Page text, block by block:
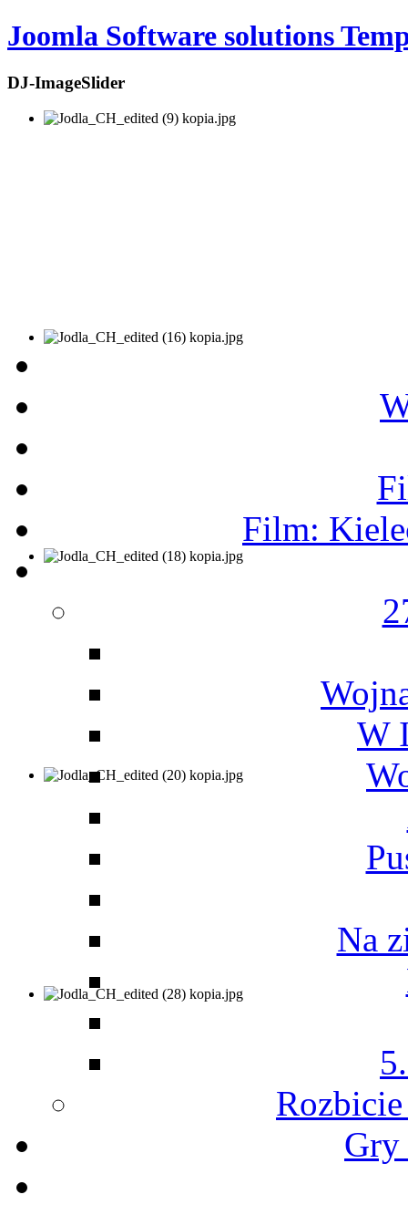
Joomla Software solutions
DJ-ImageSlider
Film:
W
Na
Gry